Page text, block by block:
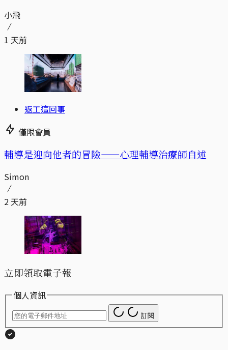
小飛
1 天前
返工這回事
僅限會員
輔導是迎向他者的冒險——心理輔導治療師自述
Simon
2 天前
立即領取電子報
個人資訊
訂閱